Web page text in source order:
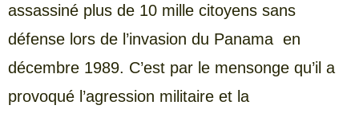
assassiné plus de 10 mille citoyens sans
défense lors de l’invasion du Panama en
décembre 1989. C’est par le mensonge qu’il a
provoqué l’agression militaire et la